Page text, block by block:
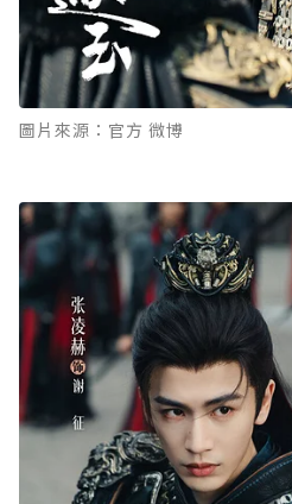
圖片來源：官方 微博